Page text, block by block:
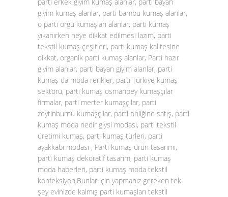
giyim kumaş alanlar, parti bambu kumaş alanlar,
o parti örgü kumaşları alanlar, parti kumaş
yıkanırken neye dikkat edilmesi lazım, parti
tekstil kumaş çeşitleri, parti kumaş kalitesine
dikkat, organik parti kumaş alanlar, Parti hazır
giyim alanlar, parti bayan giyim alanlar, parti
kumaş da moda renkler, parti Türkiye kumaş
sektörü, parti kumaş osmanbey kumaşçılar
firmalar, parti merter kumaşçılar, parti
zeytinburnu kumaşçılar, parti onliğine satış, parti
kumaş moda nedir giysi modası, parti tekstil
üretimi kumaş, parti kumaş türleri, parti
ayakkabı modası , Parti kumaş ürün tasarımı,
parti kumaş dekoratif tasarım, parti kumaş
moda haberleri, parti kumaş moda tekstil
konfeksiyon,Bunlar için yapmanız gereken tek
şey evinizde kalmış parti kumaşları tekstil